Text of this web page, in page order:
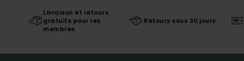
Livraison et retours
gratuits pour les
membres
Retours sous 30 jours